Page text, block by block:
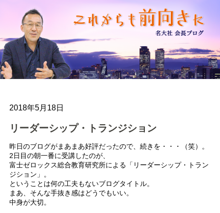
2018年5月18日
リーダーシップ・トランジション
昨日のブログがまあまあ好評だったので、続きを・・・（笑）。
2日目の朝一番に受講したのが、
富士ゼロックス総合教育研究所による「リーダーシップ・トラン
ジション」。
ということは何の工夫もないブログタイトル。
まあ、そんな手抜き感はどうでもいい。
中身が大切。